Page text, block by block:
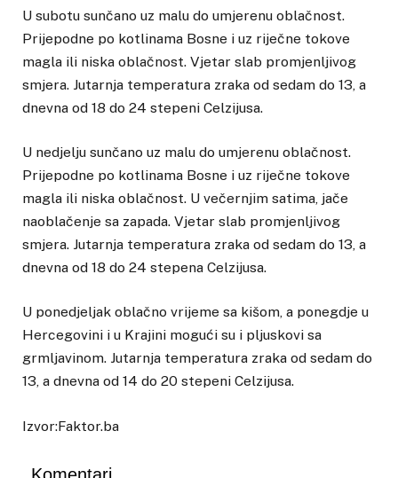
U subotu sunčano uz malu do umjerenu oblačnost.
Prijepodne po kotlinama Bosne i uz riječne tokove
magla ili niska oblačnost. Vjetar slab promjenljivog
smjera. Jutarnja temperatura zraka od sedam do 13, a
dnevna od 18 do 24 stepeni Celzijusa.
U nedjelju sunčano uz malu do umjerenu oblačnost.
Prijepodne po kotlinama Bosne i uz riječne tokove
magla ili niska oblačnost. U večernjim satima, jače
naoblačenje sa zapada. Vjetar slab promjenljivog
smjera. Jutarnja temperatura zraka od sedam do 13, a
dnevna od 18 do 24 stepena Celzijusa.
U ponedjeljak oblačno vrijeme sa kišom, a ponegdje u
Hercegovini i u Krajini mogući su i pljuskovi sa
grmljavinom. Jutarnja temperatura zraka od sedam do
13, a dnevna od 14 do 20 stepeni Celzijusa.
Izvor:Faktor.ba